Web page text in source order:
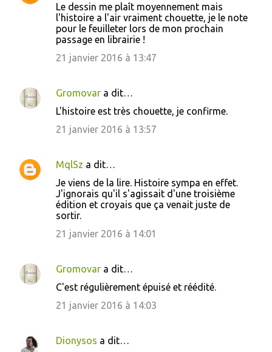
Le dessin me plaît moyennement mais
l'histoire a l'air vraiment chouette, je le note
pour le feuilleter lors de mon prochain
passage en librairie !
21 janvier 2016 à 13:47
Gromovar a dit…
L'histoire est très chouette, je confirme.
21 janvier 2016 à 13:57
MqlSz a dit…
Je viens de la lire. Histoire sympa en effet.
J'ignorais qu'il s'agissait d'une troisième
édition et croyais que ça venait juste de
sortir.
21 janvier 2016 à 14:01
Gromovar a dit…
C'est régulièrement épuisé et réédité.
21 janvier 2016 à 14:03
Dionysos a dit…